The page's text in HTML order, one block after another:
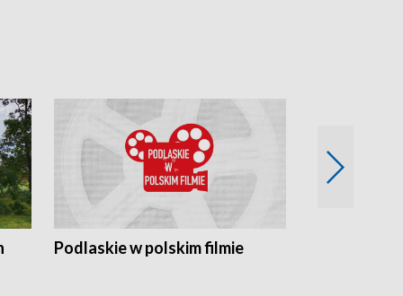
Podlaskie w polskim filmie